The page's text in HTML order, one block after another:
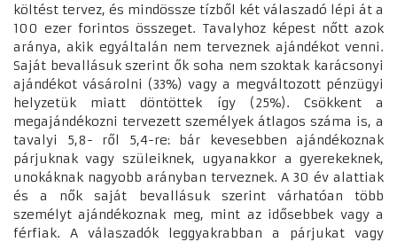
költést tervez, és mindössze tízből két válaszadó lépi át a
100 ezer forintos összeget. Tavalyhoz képest nőtt azok
aránya, akik egyáltalán nem terveznek ajándékot venni.
Saját bevallásuk szerint ők soha nem szoktak karácsonyi
ajándékot vásárolni (33%) vagy a megváltozott pénzügyi
helyzetük miatt döntöttek így (25%). Csökkent a
megajándékozni tervezett személyek átlagos száma is, a
tavalyi 5,8- ről 5,4-re: bár kevesebben ajándékoznak
párjuknak vagy szüleiknek, ugyanakkor a gyerekeknek,
unokáknak nagyobb arányban terveznek. A 30 év alattiak
és a nők saját bevallásuk szerint várhatóan több
személyt ajándékoznak meg, mint az idősebbek vagy a
férfiak. A válaszadók leggyakrabban a párjukat vagy